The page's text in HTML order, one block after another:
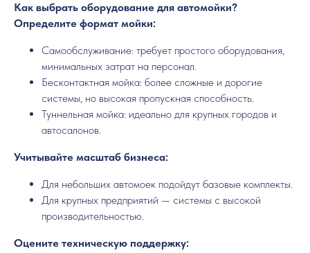
Как выбрать оборудование для автомойки?
Определите формат мойки:
Самообслуживание: требует простого оборудования,
минимальных затрат на персонал.
Бесконтактная мойка: более сложные и дорогие
системы, но высокая пропускная способность.
Туннельная мойка: идеально для крупных городов и
автосалонов.
Учитывайте масштаб бизнеса:
Для небольших автомоек подойдут базовые комплекты.
Для крупных предприятий — системы с высокой
производительностью.
Оцените техническую поддержку: